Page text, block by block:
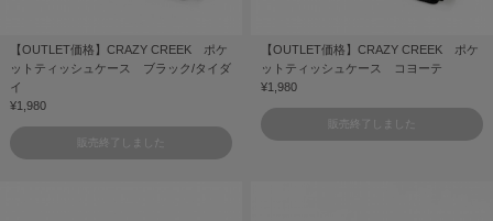
【OUTLET価格】CRAZY CREEK ポケ
ットティッシュケース ブラック/タイダ
イ
¥1,980
販売終了しました
【OUTLET価格】CRAZY CREEK ポケ
ットティッシュケース コヨーテ
¥1,980
販売終了しました